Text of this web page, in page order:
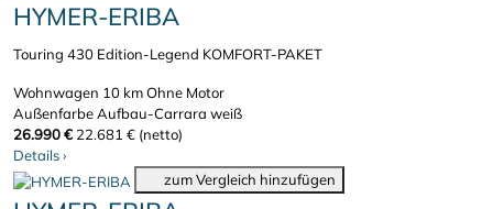
HYMER-ERIBA
Touring 430 Edition-Legend KOMFORT-PAKET
Wohnwagen 10 kmOhne Motor
Außenfarbe Aufbau-Carrara weiß
26.990 € 22.681 € (netto)
Details›
zum Vergleich hinzufügen